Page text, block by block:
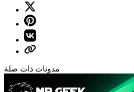
مدونات ذات صلة